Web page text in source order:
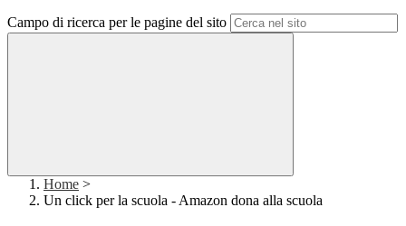
Campo di ricerca per le pagine del sito
Home >
Un click per la scuola - Amazon dona alla scuola